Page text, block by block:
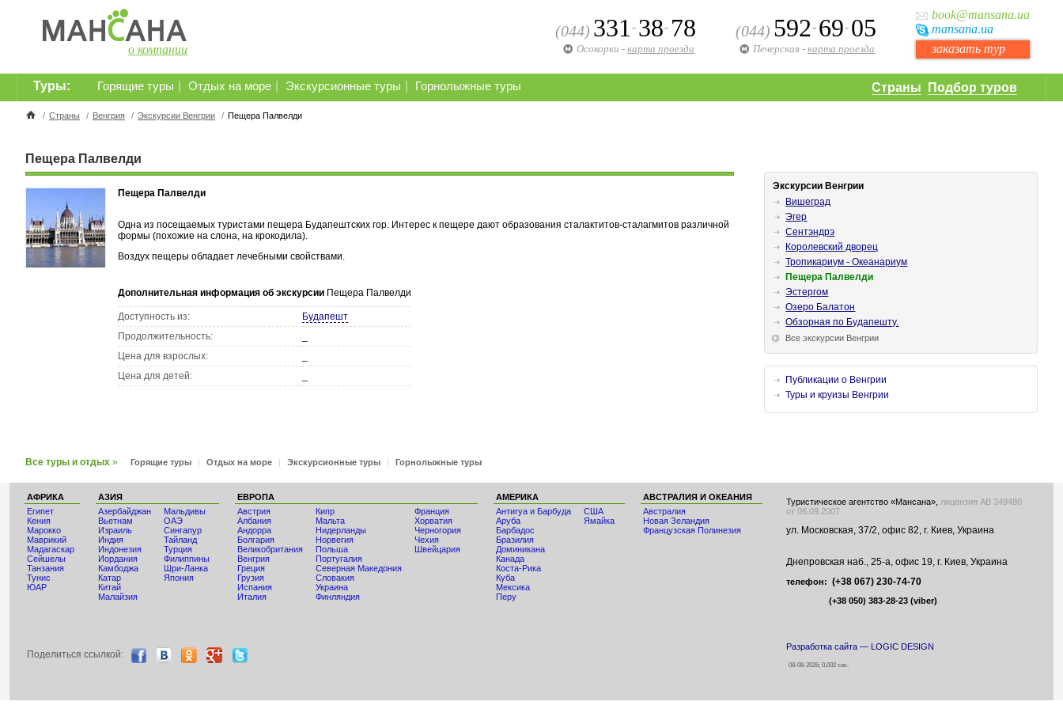
о компании
book@mansana.ua
mansana.ua
заказать тур
(044) 592- 69- 05
Печерская - карта проезда
(044) 331 - 38- 78
Осокорки - карта проезда
Страны Подбор туров
Горящие туры Отдых на море Экскурсионные туры Горнолыжные туры
Туры:
/ Страны / Венгрия / Экскурсии Венгрии / Пещера Палвелди
Пещера Палвелди
Пещера Палвелди
Одна из посещаемых туристами пещера Будапештских гор. Интерес к пещере дают образования сталактитов-сталагмитов различной
формы (похожие на слона, на крокодила).
Воздух пещеры обладает лечебными свойствами.
Дополнительная информация об экскурсии Пещера Палвелди
Доступность из:
Будапешт
Продолжительность:
Цена для взрослых:
Цена для детей:
Экскурсии Венгрии
Вишеград
Эгер
Сентэндрэ
Королевский дворец
Тропикариум - Океанариум
Пещера Палвелди
Эстергом
Озеро Балатон
Обзорная по Будапешту.
Все экскурсии Венгрии
Публикации о Венгрии
Туры и круизы Венгрии
Все туры и отдых » Горящие туры | Отдых на море | Экскурсионные туры | Горнолыжные туры
АФРИКА
Египет
Кения
Мaрокко
Маврикий
Мадагаскар
Сейшелы
Танзания
Тунис
ЮАР
АЗИЯ
Азербайджан
Вьетнам
Израиль
Индия
Индонезия
Иордания
Камбоджа
Катар
Китай
Малайзия
Мальдивы
ОАЭ
Сингапур
Тайланд
Турция
Филиппины
Шри-Ланка
Япония
ЕВРОПА
Австрия
Албания
Андорра
Болгария
Великобритания
Венгрия
Греция
Грузия
Испания
Италия
Кипр
Мальта
Нидерланды
Норвегия
Польша
Португалия
Северная Македония
Словакия
Украина
Финляндия
Франция
Хорватия
Черногория
Чехия
Швейцария
АМЕРИКА
Антигуа и Барбуда
Аруба
Барбадос
Бразилия
Доминикана
Канада
Коста-Рика
Куба
Мексика
Перу
США
Ямайка
АВСТРАЛИЯ И ОКЕАНИЯ
Австралия
Новая Зеландия
Французская Полинезия
Поделиться ccылкой:
Туристическое агентство «Мансана», лицензия АВ 349480
от 06.09.2007
ул. Московская, 37/2, офис 82, г. Киев, Украина
Днепровская наб., 25-а, офис 19, г. Киев, Украина
телефон: (+38 067) 230-74-70
(+38 050) 383-28-23 (viber)
Разработка сайта — LOGIC DESIGN
08-08-2026; 0,002 сек.